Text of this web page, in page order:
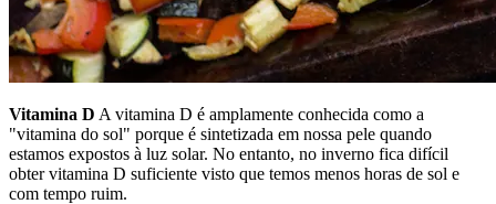
Vitamina D A vitamina D é amplamente conhecida como a
"vitamina do sol" porque é sintetizada em nossa pele quando
estamos expostos à luz solar. No entanto, no inverno fica difícil
obter vitamina D suficiente visto que temos menos horas de sol e
com tempo ruim.